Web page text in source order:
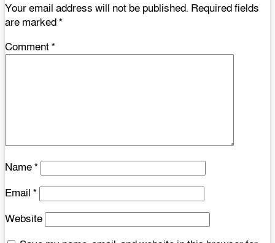
Your email address will not be published. Required fields
are marked*
Comment*
Name*
Email *
Website